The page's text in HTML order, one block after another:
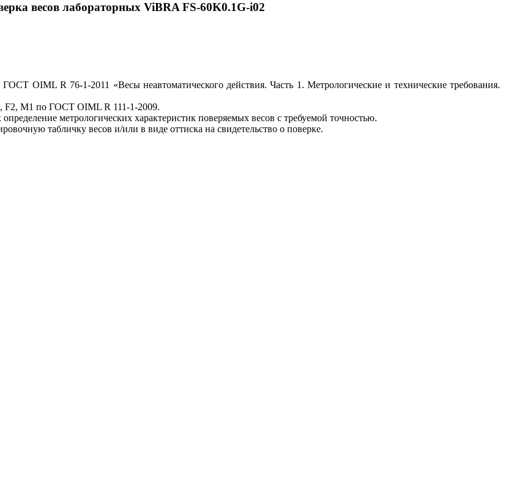
весов лабораторных ViBRA FS-60K0.1G-i02
OIML R 76-1-2011 «Весы неавтоматического действия. Часть 1. Метрологические и технические требования.
F2, M1 по ГОСТ OIML R 111-1-2009.
метрологических характеристик поверяемых весов с требуемой точностью.
табличку весов и/или в виде оттиска на свидетельство о поверке.